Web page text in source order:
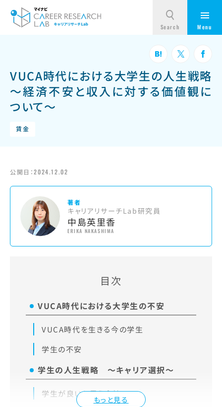
VUCA時代における大学生の人生戦略
～経済不安と収入に対する価値観に
ついて～
賃金
公開日：2024.12.02
著者
キャリアリサーチLab研究員
中島英里香
ERIKA NAKASHIMA
目次
もっと見る
VUCA時代における大学生の不安
VUCA時代を生きる今の学生
学生の不安
学生の人生戦略 ～キャリア選択～
学生が良いと思う会社